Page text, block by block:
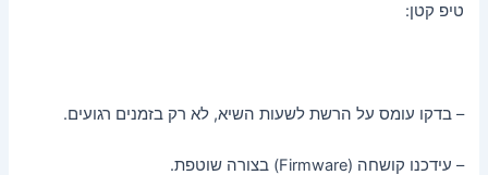
טיפ קטן:
– בדקו עומס על הרשת לשעות השיא, לא רק בזמנים רגועים.
– עידכנו קושחה (Firmware) בצורה שוטפת.